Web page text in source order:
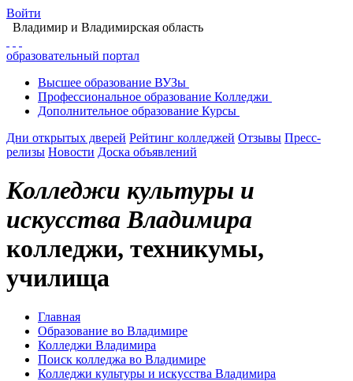
Войти
Владимир и Владимирская область
образовательный портал
Высшее образование ВУЗы
Профессиональное образование Колледжи
Дополнительное образование Курсы
Дни открытых дверей Рейтинг колледжей Отзывы Пресс-
релизы Новости Доска объявлений
Колледжи культуры и
искусства Владимира
колледжи, техникумы,
училища
Главная
Образование во Владимире
Колледжи Владимира
Поиск колледжа во Владимире
Колледжи культуры и искусства Владимира